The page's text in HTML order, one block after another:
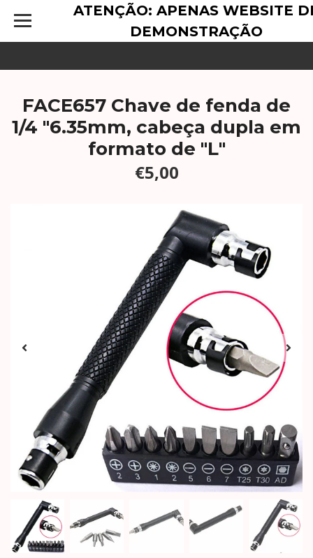
ATENÇÃO: APENAS WEBSITE
DEMONSTRAÇÃO
FACE657 Chave de fenda de
1/4 "6.35mm, cabeça dupla em
formato de "L"
€5,00